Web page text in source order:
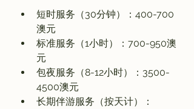
短时服务（30分钟）：400-700
澳元
标准服务（1小时）：700-950澳
元
包夜服务（8-12小时）：3500-
4500澳元
长期伴游服务（按天计）：